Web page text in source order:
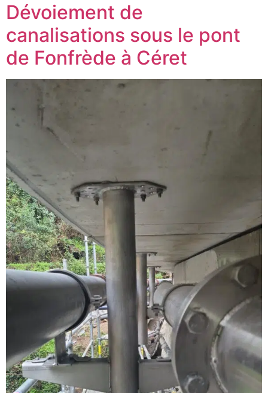
Dévoiement de
canalisations sous le pont
de Fonfrède à Céret